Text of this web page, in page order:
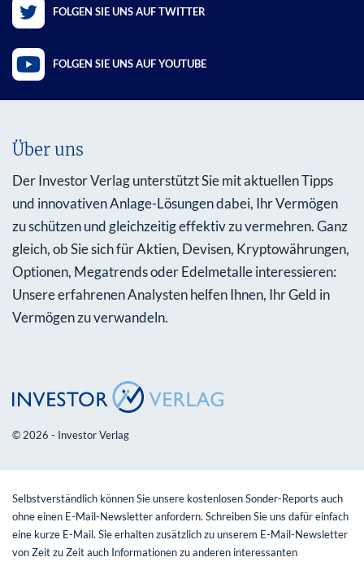
FOLGEN SIE UNS AUF TWITTER
FOLGEN SIE UNS AUF YOUTUBE
Über uns
Der Investor Verlag unterstützt Sie mit aktuellen Tipps
und innovativen Anlage-Lösungen dabei, Ihr Vermögen
zu schützen und gleichzeitig effektiv zu vermehren. Ganz
gleich, ob Sie sich für Aktien, Devisen, Kryptowährungen,
Optionen, Megatrends oder Edelmetalle interessieren:
Unsere erfahrenen Analysten helfen Ihnen, Ihr Geld in
Vermögen zu verwandeln.
© 2026 - Investor Verlag
Selbstverständlich können Sie unsere kostenlosen Sonder-Reports auch
ohne einen E-Mail-Newsletter anfordern. Schreiben Sie uns dafür einfach
eine kurze E-Mail. Sie erhalten zusätzlich zu unserem E-Mail-Newsletter
von Zeit zu Zeit auch Informationen zu anderen interessanten